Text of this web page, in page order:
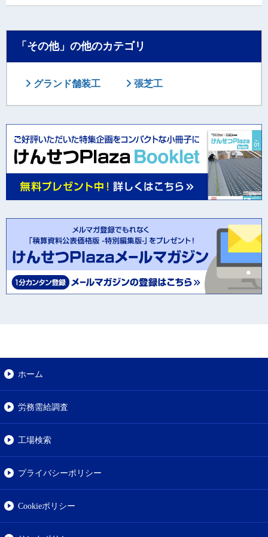
「その他」の他のカテゴリ
グランド舗装工 張芝工
ホーム
労務需給調査
工場検索
プライバシーポリシー
Cookieポリシー